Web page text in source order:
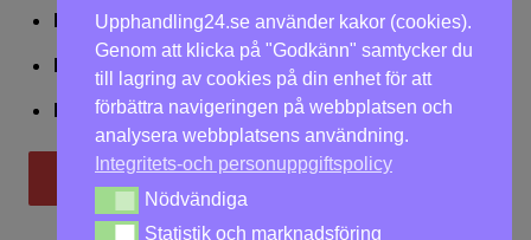
Leda upphandlingar effektivt| 25 nov
Dialogförfaranden | 26 nov
LOU på två dagar| 2-3 dec
Till utbildningar
Upphandling24.se använder kakor (cookies).
Genom att klicka på "Godkänn" samtycker du
till lagring av cookies på din enhet för att
förbättra navigeringen på webbplatsen och
analysera webbplatsens användning.
Integritets-och personuppgiftspolicy
Nödvändiga
Nödvändiga
Statistik och marknadsföring
Statistik och marknadsföring